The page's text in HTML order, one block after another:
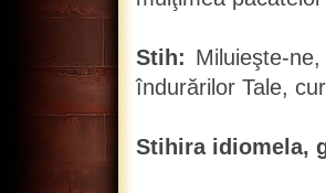
Stih: Miluieşte-
îndurărilor Tale,
Stihira idiomela,